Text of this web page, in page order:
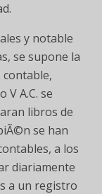
y notable
se supone la
V A.C. se
libros de
se han
a los
diariamente
a un registro